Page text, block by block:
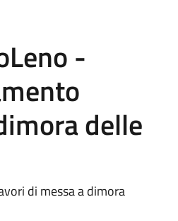
-
delle
di messa a dimora